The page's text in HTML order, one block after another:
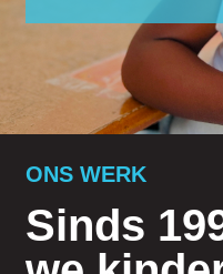
ONS WERK
Sinds